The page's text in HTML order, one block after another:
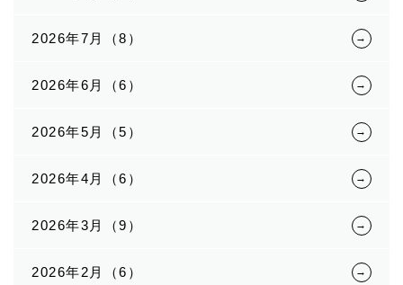
2026年7月（8）
2026年6月（6）
2026年5月（5）
2026年4月（6）
2026年3月（9）
2026年2月（6）